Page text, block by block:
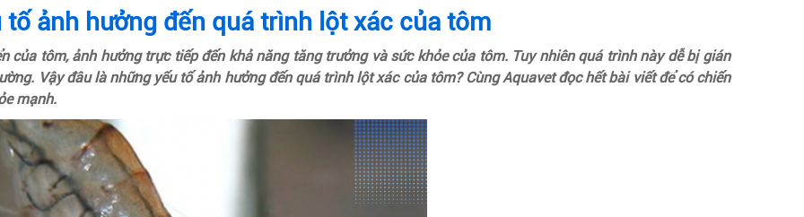
tố ảnh hưởng đến quá trình lột xác của tôm
tôm, ảnh hưởng trực tiếp đến khả năng tăng trưởng và sức khỏe của tôm. Tuy nhiên quá trình này dễ bị gián
Vậy đâu là những yếu tố ảnh hưởng đến quá trình lột xác của tôm? Cùng Aquavet đọc hết bài viết để có chiến
mạnh.